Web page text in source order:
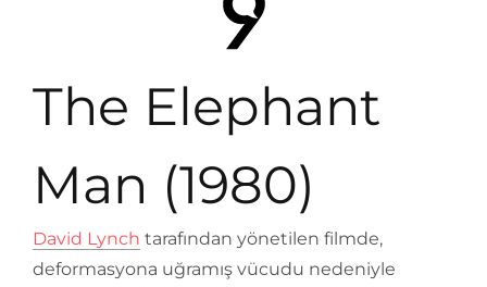
The Elephant
Man (1980)
David Lynch tarafından yönetilen filmde,
deformasyona uğramış vücudu nedeniyle